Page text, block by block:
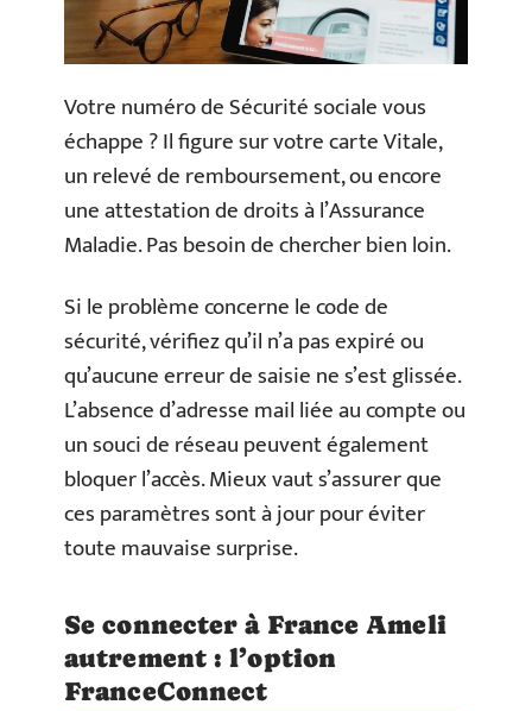
Votre numéro de Sécurité sociale vous
échappe ? Il figure sur votre carte Vitale,
un relevé de remboursement, ou encore
une attestation de droits à l’Assurance
Maladie. Pas besoin de chercher bien loin.
Si le problème concerne le code de
sécurité, vérifiez qu’il n’a pas expiré ou
qu’aucune erreur de saisie ne s’est glissée.
L’absence d’adresse mail liée au compte ou
un souci de réseau peuvent également
bloquer l’accès. Mieux vaut s’assurer que
ces paramètres sont à jour pour éviter
toute mauvaise surprise.
Se connecter à France Ameli
autrement : l’option
FranceConnect